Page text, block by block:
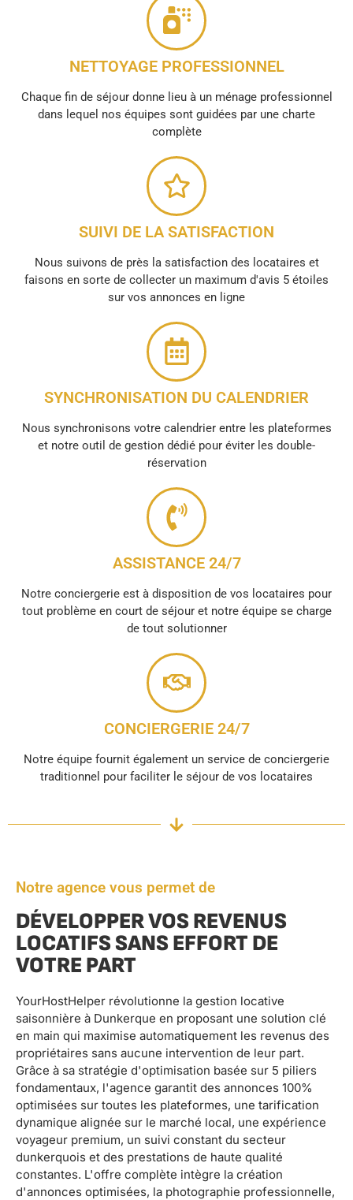
NETTOYAGE PROFESSIONNEL
Chaque fin de séjour donne lieu à un ménage professionnel
dans lequel nos équipes sont guidées par une charte
complète
SUIVI DE LA SATISFACTION
Nous suivons de près la satisfaction des locataires et
faisons en sorte de collecter un maximum d'avis 5 étoiles
sur vos annonces en ligne
SYNCHRONISATION DU CALENDRIER
Nous synchronisons votre calendrier entre les plateformes
et notre outil de gestion dédié pour éviter les double-
réservation
ASSISTANCE 24/7
Notre conciergerie est à disposition de vos locataires pour
tout problème en court de séjour et notre équipe se charge
de tout solutionner
CONCIERGERIE 24/7
Notre équipe fournit également un service de conciergerie
traditionnel pour faciliter le séjour de vos locataires
Notre agence vous permet de
DÉVELOPPER VOS REVENUS
LOCATIFS SANS EFFORT DE
VOTRE PART
YourHostHelper révolutionne la gestion locative
saisonnière à Dunkerque en proposant une solution clé
en main qui maximise automatiquement les revenus des
propriétaires sans aucune intervention de leur part.
Grâce à sa stratégie d'optimisation basée sur 5 piliers
fondamentaux, l'agence garantit des annonces 100%
optimisées sur toutes les plateformes, une tarification
dynamique alignée sur le marché local, une expérience
voyageur premium, un suivi constant du secteur
dunkerquois et des prestations de haute qualité
constantes. L'offre complète intègre la création
d'annonces optimisées, la photographie professionnelle,